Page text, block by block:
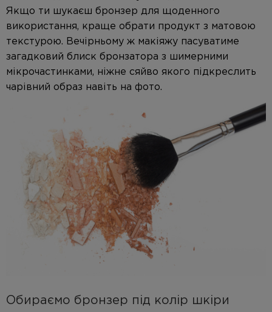
Якщо ти шукаєш бронзер для щоденного
використання, краще обрати продукт з матовою
текстурою. Вечірньому ж макіяжу пасуватиме
загадковий блиск бронзатора з шимерними
мікрочастинками, ніжне сяйво якого підкреслить
чарівний образ навіть на фото.
Обираємо бронзер під колір шкіри